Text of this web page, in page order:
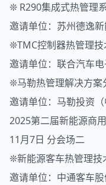
❊ R290集成式热管理
邀请单位：苏州德逸
❊TMC控制器热管理技
邀请单位：联合汽车
❊马勒热管理解决方案
邀请单位：马勒投资
2025第二届新能源商
11月7日 分会场二
❊新能源客车热管理技
邀请单位：中通客车